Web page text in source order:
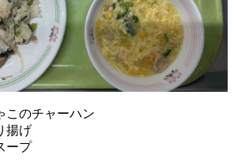
このチャーハン
揚げ
ープ